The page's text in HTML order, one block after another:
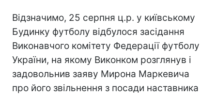
Відзначимо, 25 серпня ц.р. у київському
Будинку футболу відбулося засідання
Виконавчого комітету Федерації футболу
України, на якому Виконком розглянув і
задовольнив заяву Мирона Маркевича
про його звільнення з посади наставника